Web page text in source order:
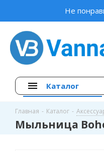
Не
Каталог
Главная - Каталог -
Мыльница